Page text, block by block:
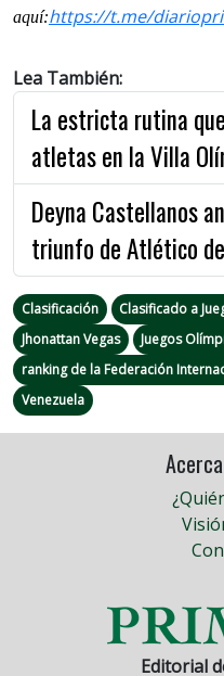
aquí:https://t.me/
Lea También:
La estricta rutina
atletas en la Villa
Deyna Castellanos
triunfo de Atlético
Clasificación Clasificado a
Jhonattan Vegas
Juegos
ranking de la Federación
Venezuela
Editorial